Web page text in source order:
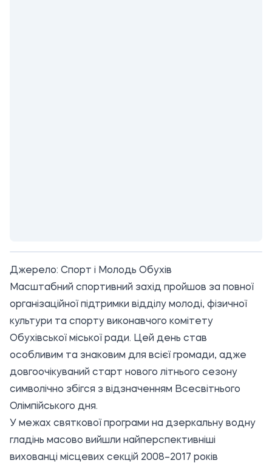
Джерело: Спорт і Молодь Обухів
Масштабний спортивний захід пройшов за повної
організаційної підтримки відділу молоді, фізичної
культури та спорту виконавчого комітету
Обухівської міської ради. Цей день став
особливим та знаковим для всієї громади, адже
довгоочікуваний старт нового літнього сезону
символічно збігся з відзначенням Всесвітнього
Олімпійського дня.
У межах святкової програми на дзеркальну водну
гладінь масово вийшли найперспективніші
вихованці місцевих секцій 2008–2017 років